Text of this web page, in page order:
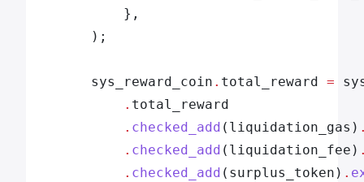
            },
        );
        sys_reward_coin
. total_reward =
            .
total_reward
            .
checked_add (liquidation_gas)
            .
checked_add (liquidation_fee)
            .
checked_add (surplus_token) .